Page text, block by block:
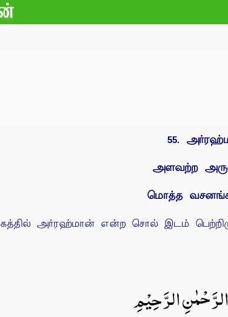
55.
அளவற்ற
மொத்த
அர்ரஹ்மான் என்ற சொல் இடம்
الرَّحِيْمِ